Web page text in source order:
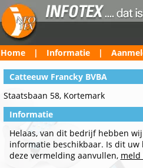
Home
| Informatie |
Catteeuw Francky BVBA
Staatsbaan 58, Kortemark
Informatie
Helaas, van dit bedrijf hebben
informatie beschikbaar. Is dit
deze vermelding aanvullen, meld